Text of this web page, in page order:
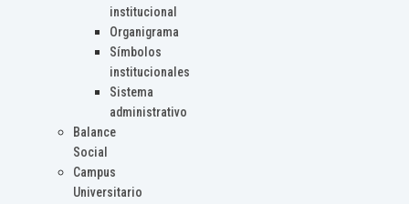
institucional
Organigrama
Símbolos
institucionales
Sistema
administrativo
Balance
Social
Campus
Universitario